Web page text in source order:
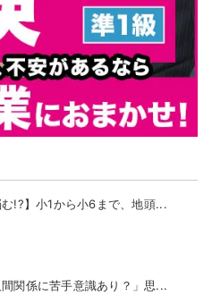
む!?】小1から小6まで、地頭...
間関係に苦手意識あり？」思...